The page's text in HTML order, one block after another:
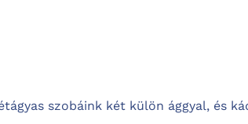
szobáink két külön ággyal, és